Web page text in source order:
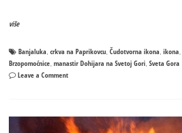
više
Banjaluka, crkva na Paprikovcu, Čudotvorna ikona, ikona,
Brzopomoćnice, manastir Dohijara na Svetoj Gori, Sveta Gora
Leave a Commenton
Svete